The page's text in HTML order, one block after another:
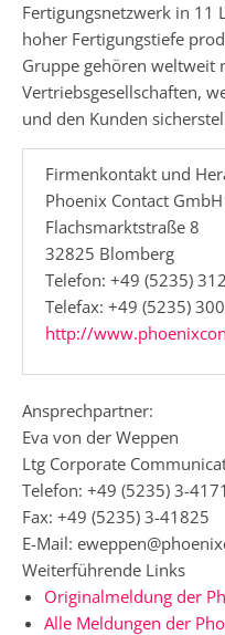
Fertigungsnetzwerk in 11
hoher Fertigungstiefe
Gruppe gehören weltweit
Vertriebsgesellschaften,
und den Kunden
Firmenkontakt und
Phoenix Contact GmbH
Flachsmarktstraße 8
32825 Blomberg
Telefon: +49 (5235)
Telefax: +49 (5235) 300
http://
Ansprechpartner:
Eva von der Weppen
Ltg Corporate
Telefon: +49 (5235) 3-
Fax: +49 (5235) 3-41825
E-Mail:
Weiterführende Links
Originalmeldung der
Alle Meldungen der